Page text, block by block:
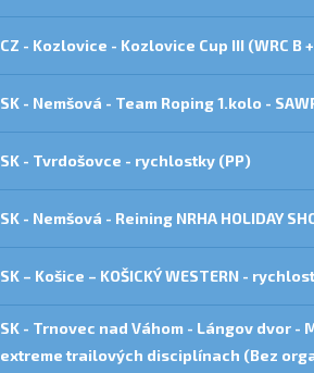
CZ - Kozlovice - Kozlovice Cup III (WRC B
SK - Nemšová - Team Roping 1.kolo -
SK - Tvrdošovce - rychlostky (PP)
SK - Nemšová - Reining NRHA HOLIDAY
SK – Košice – KOŠICKÝ WESTERN -
SK - Trnovec nad Váhom - Lángov dvor
extreme trailových disciplínach (Bez